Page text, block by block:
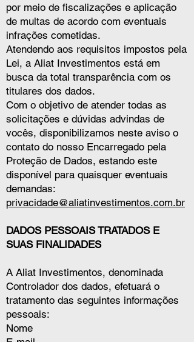
por meio de fiscalizações e aplicação
de multas de acordo com eventuais
infrações cometidas.
Atendendo aos requisitos impostos pela
Lei, a Aliat Investimentos está em
busca da total transparência com os
titulares dos dados.
Com o objetivo de atender todas as
solicitações e dúvidas advindas de
vocês, disponibilizamos neste aviso o
contato do nosso Encarregado pela
Proteção de Dados, estando este
disponível para quaisquer eventuais
demandas:
privacidade@aliatinvestimentos.com.br
DADOS PESSOAIS TRATADOS E
SUAS FINALIDADES
A Aliat Investimentos, denominada
Controlador dos dados, efetuará o
tratamento das seguintes informações
pessoais:
Nome